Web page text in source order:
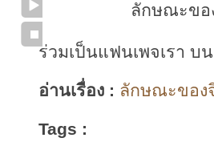
ลักษณะขอ
ร่วมเป็นแฟนเพจเรา บ
อ่านเรื่อง : ลักษณะของ
Tags :